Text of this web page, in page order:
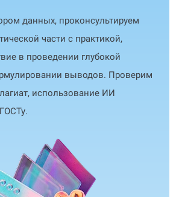
данных, проконсультируем
части с практикой,
в проведении глубокой
выводов. Проверим
использование ИИ